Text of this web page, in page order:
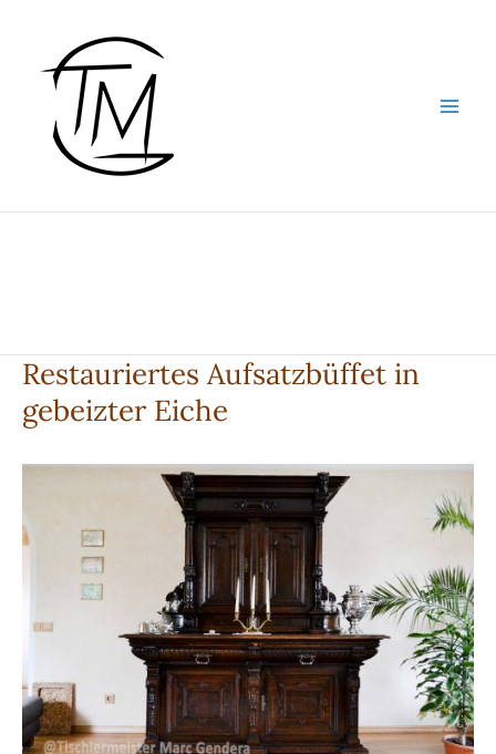
springen
Restauriertes Aufsatzbüffet in
gebeizter Eiche